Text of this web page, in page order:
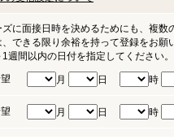
に面接日時を決めるためにも、複数
できる限り余裕を持って登録をお願
週間以内の日付を指定してください。
月 日 時
月 日 時